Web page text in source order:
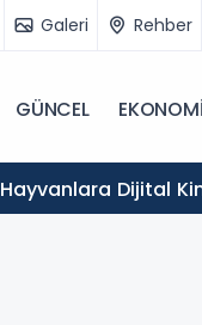
Galeri Rehber
GÜNCEL EKONOMİ
Dijital